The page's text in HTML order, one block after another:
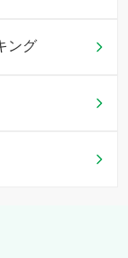
ング